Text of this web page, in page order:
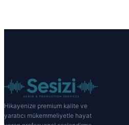
Hikayenize premium kalite ve
yaratıcı mükemmeliyetle hayat